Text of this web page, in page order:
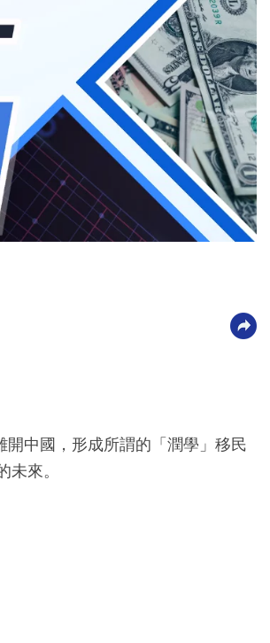
中國，形成所謂的「潤學」移民
來。